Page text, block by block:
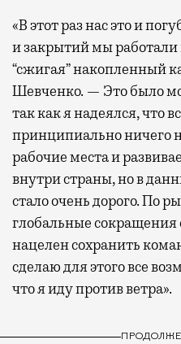
«В этот раз нас это и
и закрытий мы
“сжигая” накопленный
Шевченко. — Это было
так как я надеялся, что
принципиально ничего
рабочие места и
внутри страны, но в
стало очень дорого. По
глобальные сокращения
нацелен сохранить
сделаю для этого все
что я иду против ветра».